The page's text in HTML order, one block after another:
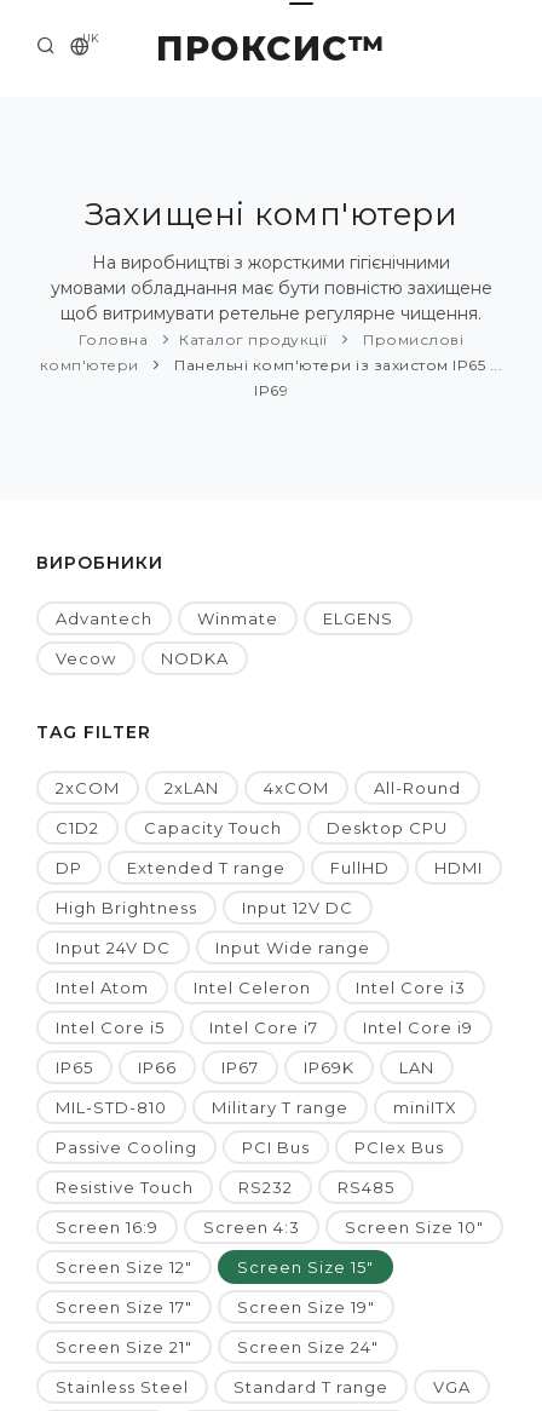
ПРОКСИС™
UK
ПРО НАС
ПРИКЛАДИ ТА РІШЕННЯ
КАТАЛОГ ПРОДУКЦІЇ
Захищені комп'ютери
На виробництві з жорсткими гігієнічними
умовами обладнання має бути повністю захищене
щоб витримувати ретельне регулярне чищення.
Головна Каталог продукції
Промислові
комп'ютери
Панельні комп'ютери із захистом IP65 ...
IP69
ВИРОБНИКИ
Advantech Winmate ELGENS
Vecow NODKA
TAG FILTER
2xCOM 2xLAN 4xCOM All-Round
C1D2 Capacity Touch Desktop CPU
DP Extended T range FullHD HDMI
High Brightness Input 12V DC
Input 24V DC Input Wide range
Intel Atom Intel Celeron Intel Core i3
Intel Core i5 Intel Core i7 Intel Core i9
IP65 IP66 IP67 IP69K LAN
MIL-STD-810 Military T range miniITX
Passive Cooling PCI Bus PCIex Bus
Resistive Touch RS232 RS485
Screen 16:9 Screen 4:3 Screen Size 10"
Screen Size 12" Screen Size 15"
Screen Size 17" Screen Size 19"
Screen Size 21" Screen Size 24"
Stainless Steel Standard T range VGA